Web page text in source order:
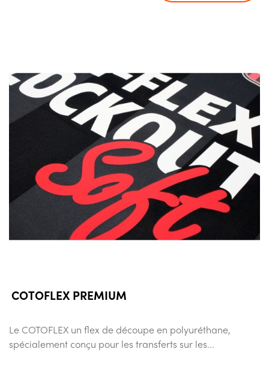
COTOFLEX PREMIUM
Le COTOFLEX un flex de découpe en polyuréthane,
spécialement conçu pour les transferts sur les...